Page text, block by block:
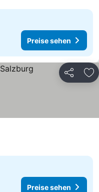
Preise sehen
Teilen
Preise sehen